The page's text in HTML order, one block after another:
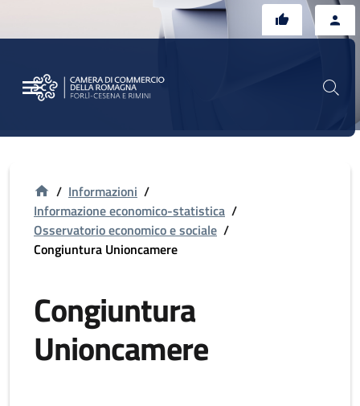
/ Informazioni /
Informazione economico-statistica /
Osservatorio economico e sociale /
Congiuntura Unioncamere
Congiuntura
Unioncamere